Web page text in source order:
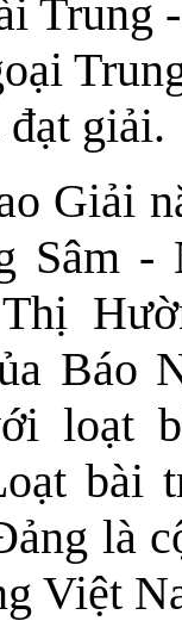
Trung
giải.
Giải
Sâm -
Báo
loạt
bài
là
Việt